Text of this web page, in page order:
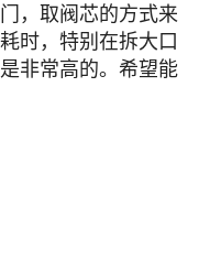
，取阀芯的方式来
时，特别在拆大口
非常高的。希望能